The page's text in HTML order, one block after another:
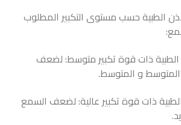
الطبية حسب مستوى التكبير المطلوب
ذات قوة تكبير متوسط: لضعف
و المتوسط.
ذات قوة تكبير عالية: لضعف السمع